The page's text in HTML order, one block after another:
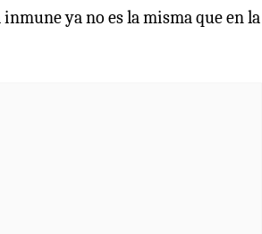
ya no es la misma que en la